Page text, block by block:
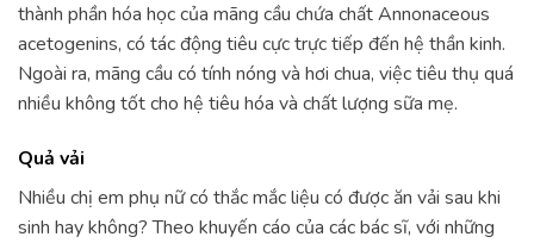
thành phần hóa học của mãng cầu chứa chất Annonaceous
acetogenins, có tác động tiêu cực trực tiếp đến hệ thần kinh.
Ngoài ra, mãng cầu có tính nóng và hơi chua, việc tiêu thụ quá
nhiều không tốt cho hệ tiêu hóa và chất lượng sữa mẹ.
Quả vải
Nhiều chị em phụ nữ có thắc mắc liệu có được ăn vải sau khi
sinh hay không? Theo khuyến cáo của các bác sĩ, với những